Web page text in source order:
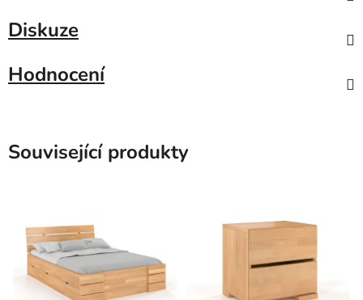
Diskuze
Hodnocení
Související produkty